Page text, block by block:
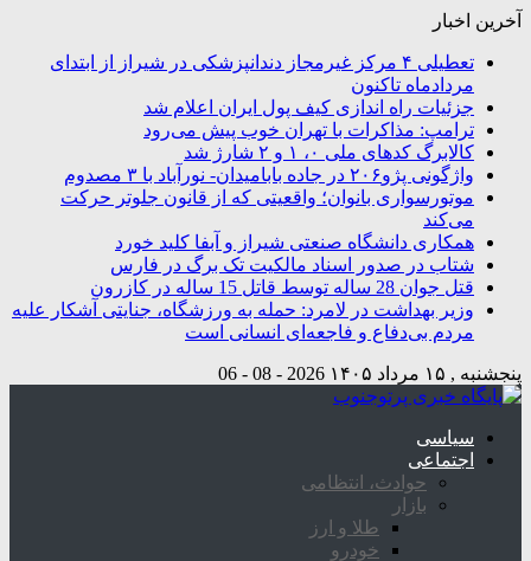
آخرین اخبار
تعطیلی ۴ مرکز غیرمجاز دندانپزشکی در شیراز از ابتدای
مردادماه تاکنون
جزئیات راه اندازی کیف پول ایران اعلام شد
ترامپ: مذاکرات با تهران خوب پیش می‌رود
کالابرگ کدهای ملی ۰، ۱ و ۲ شارژ شد
واژگونی پژو۲۰۶ در جاده بابامیدان- نورآباد با ۳ مصدوم
موتورسواری بانوان؛ واقعیتی که از قانون جلوتر حرکت
می‌کند
همکاری دانشگاه صنعتی شیراز و آبفا کلید خورد
شتاب در صدور اسناد مالکیت تک برگ در فارس
قتل جوان 28 ساله توسط قاتل 15 ساله در کازرون
وزیر بهداشت در لامرد: حمله به ورزشگاه، جنایتی آشکار علیه
مردم بی‌دفاع و فاجعه‌ای انسانی است
پنجشنبه , ۱۵ مرداد ۱۴۰۵ 2026 - 08 - 06
سیاسی
اجتماعی
حوادث، انتظامی
بازار
طلا و ارز
خودرو